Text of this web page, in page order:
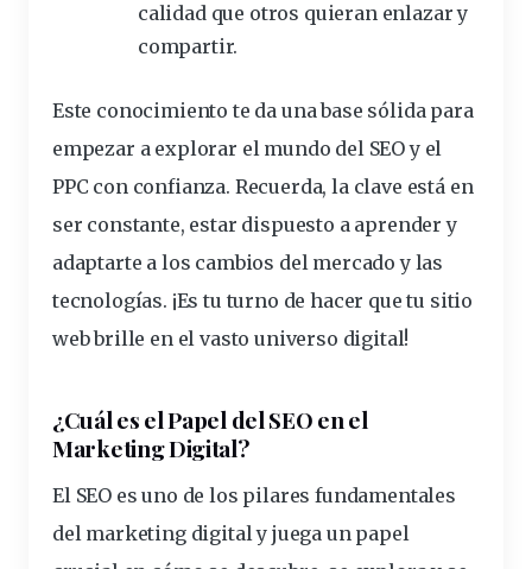
calidad que otros quieran enlazar y
compartir.
Este conocimiento te da una base sólida para
empezar a explorar el mundo del SEO y el
PPC con confianza. Recuerda, la clave está en
ser constante, estar dispuesto a aprender y
adaptarte a los cambios del mercado y las
tecnologías. ¡Es tu turno de hacer que tu sitio
web brille en el vasto universo digital!
¿Cuál es el Papel del SEO en el
Marketing Digital?
El SEO es uno de los pilares fundamentales
del marketing digitaly juega un papel